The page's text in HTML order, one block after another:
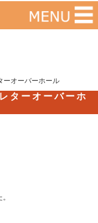
オーバーホール
ーオーバーホ